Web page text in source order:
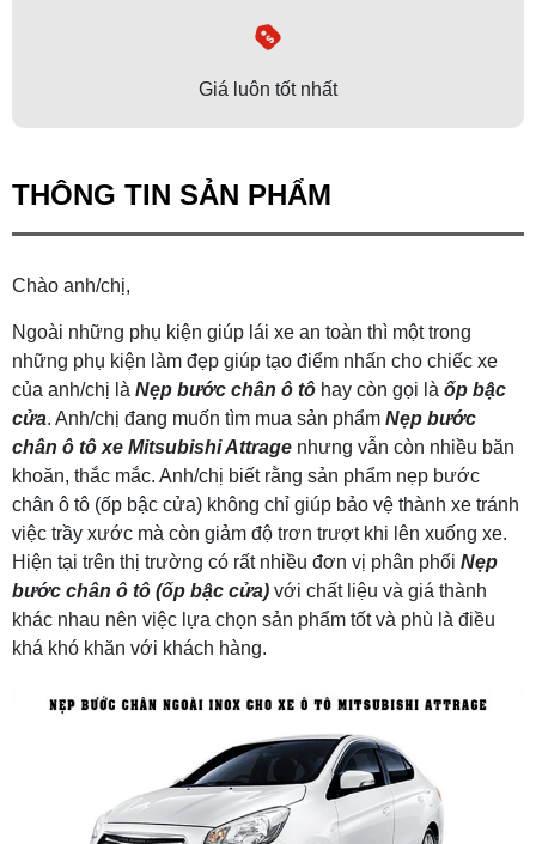
Giá luôn tốt nhất
THÔNG TIN SẢN PHẨM
Chào anh/chị,
Ngoài những phụ kiện giúp lái xe an toàn thì một trong
những phụ kiện làm đẹp giúp tạo điểm nhấn cho chiếc xe
của anh/chị là Nẹp bước chân ô tô hay còn gọi là ốp bậc
cửa. Anh/chị đang muốn tìm mua sản phẩm Nẹp bước
chân ô tô xe Mitsubishi Attrage nhưng vẫn còn nhiều băn
khoăn, thắc mắc. Anh/chị biết rằng sản phẩm nẹp bước
chân ô tô (ốp bậc cửa) không chỉ giúp bảo vệ thành xe tránh
việc trầy xước mà còn giảm độ trơn trượt khi lên xuống xe.
Hiện tại trên thị trường có rất nhiều đơn vị phân phối Nẹp
bước chân ô tô (ốp bậc cửa) với chất liệu và giá thành
khác nhau nên việc lựa chọn sản phẩm tốt và phù là điều
khá khó khăn với khách hàng.